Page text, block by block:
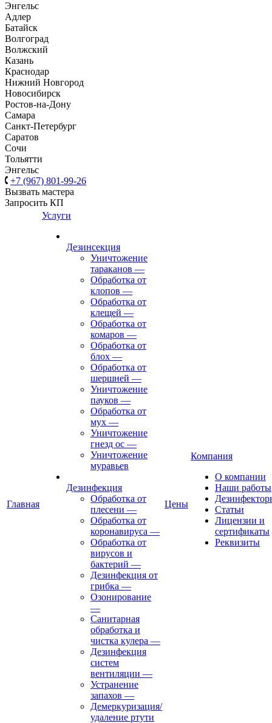
Энгельс
Адлер
Батайск
Волгоград
Волжский
Казань
Краснодар
Нижний Новгород
Новосибирск
Ростов-на-Дону
Самара
Санкт-Петербург
Саратов
Сочи
Тольятти
Энгельс
+7 (967) 801-99-26
Вызвать мастера
Запросить КП
Главная
Услуги
Дезинсекция
Уничтожение
тараканов —
Обработка от
клопов —
Обработка от
клещей —
Обработка от
комаров —
Обработка от
блох —
Обработка от
шершней —
Уничтожение
пауков —
Обработка от
мух —
Уничтожение
гнезд ос —
Уничтожение
муравьев
Дезинфекция
Обработка от
плесени —
Обработка от
коронавируса —
Обработка от
вирусов и
бактерий —
Дезинфекция от
грибка —
Озонирование
—
Санитарная
обработка и
чистка кулера —
Дезинфекция
систем
вентиляции —
Устранение
запахов —
Демеркуризация/
удаление ртути
Цены
Компания
О компании
Наши работы
Статьи
Лицензии и
сертификаты
Реквизиты